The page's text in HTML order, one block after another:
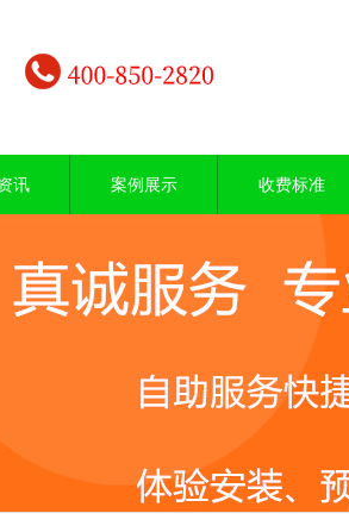
讯 案例展示 收费标准